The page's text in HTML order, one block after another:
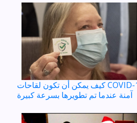
كيف يمكن أن تكون لقاحات COVID-19
آمنة عندما تم تطويرها بسرعة كبيرة